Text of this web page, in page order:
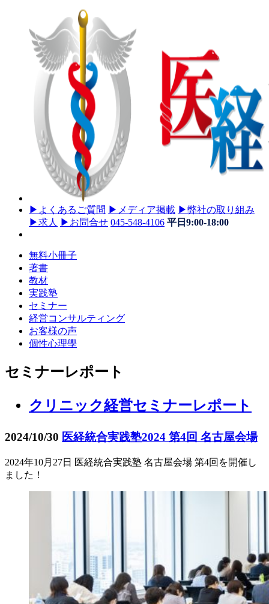
▶ よくあるご質問 ▶ メディア掲載 ▶弊社の取り組み
▶求人 ▶ お問合せ 045-548-4106 平日9:00-18:00
無料小冊子
著書
教材
実践塾
セミナー
経営コンサルティング
お客様の声
個性心理學
セミナーレポート
クリニック経営セミナーレポート
2024/10/30 医経統合実践塾2024 第4回 名古屋会場
2024年10月27日 医経統合実践塾 名古屋会場 第4回を開催し
ました！